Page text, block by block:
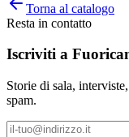
Torna al catalogo
Resta in contatto
Iscriviti a
Storie di sala,
spam.